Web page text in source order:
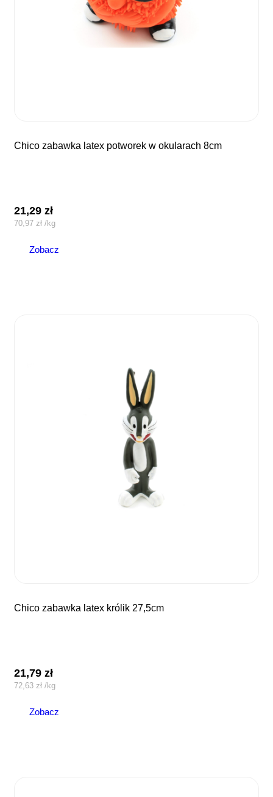
chico zabawka latex potworek w okularach 8cm
21,29zł
70,97 zł /kg
Zobacz
chico zabawka latex królik 27,5cm
21,79zł
72,63 zł /kg
Zobacz